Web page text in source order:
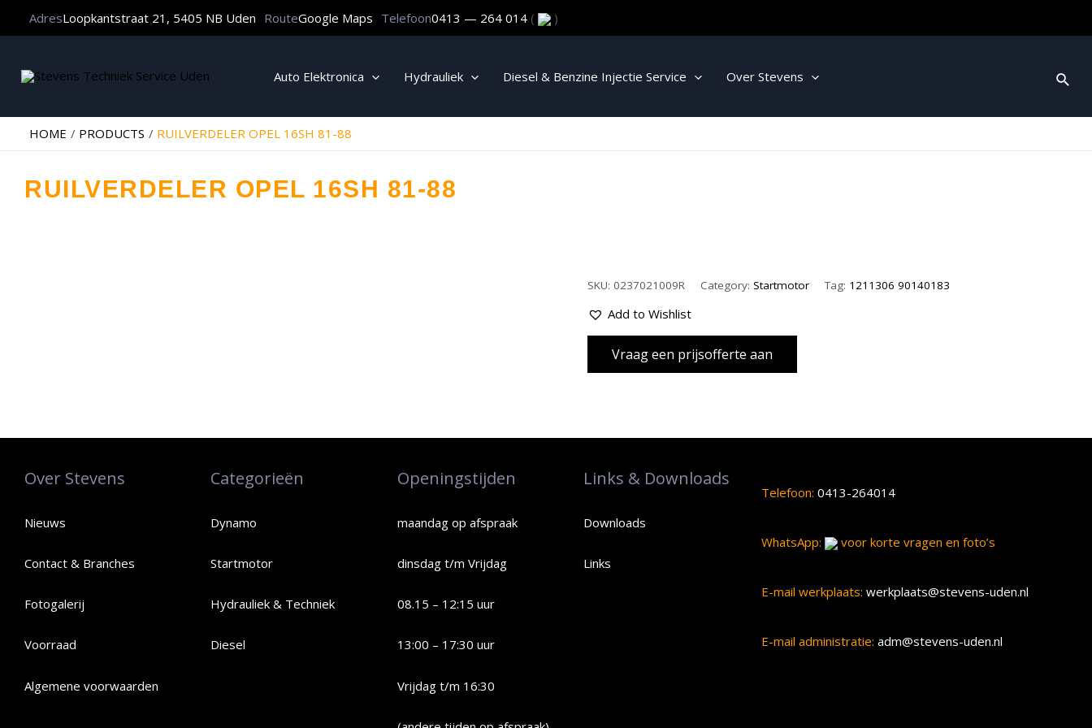
AdresLoopkantstraat 21, 5405 NB Uden RouteGoogle Maps Telefoon0413 — 264 014 ( )
Auto Elektronica Hydrauliek Diesel & Benzine Injectie Service Over Stevens
HOME PRODUCTS RUILVERDELER OPEL 16SH 81-88
RUILVERDELER OPEL 16SH 81-88
SKU:0237021009R Category:Startmotor Tag: 1211306 90140183
Add to Wishlist
Over Stevens
Nieuws
Contact & Branches
Fotogalerij
Voorraad
Algemene voorwaarden
Categorieën
Dynamo
Startmotor
Hydrauliek & Techniek
Diesel
Openingstijden
maandag op afspraak
dinsdag t/m Vrijdag
08.15 – 12:15 uur
13:00 – 17:30 uur
Vrijdag t/m 16:30
Links & Downloads
Downloads
Links
Telefoon: 0413-264014
WhatsApp: voor korte vragen en foto’s
E-mail werkplaats: werkplaats@stevens-uden.nl
E-mail administratie: adm@stevens-uden.nl